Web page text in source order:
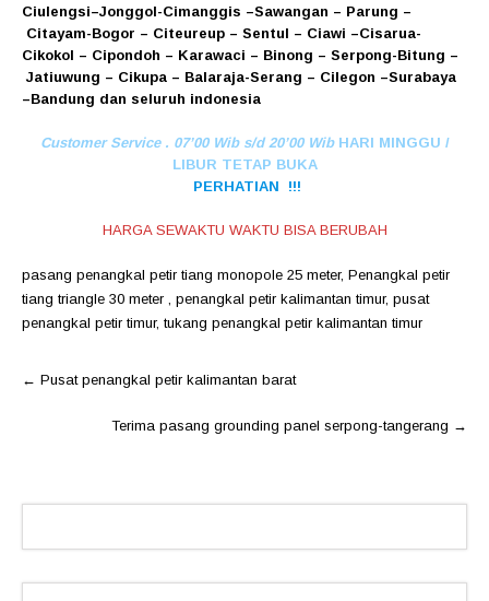
Ciulengsi–Jonggol-Cimanggis –Sawangan – Parung –
Citayam-Bogor – Citeureup – Sentul – Ciawi –Cisarua-
Cikokol – Cipondoh – Karawaci – Binong – Serpong-Bitung –
Jatiuwung – Cikupa – Balaraja-Serang – Cilegon –Surabaya
–Bandung dan seluruh indonesia
Customer Service . 07’00 Wib s/d 20’00 WibHARI MINGGU /
LIBUR TETAP BUKA
PERHATIAN !!!
HARGA SEWAKTU WAKTU BISA BERUBAH
pasang penangkal petir tiang monopole 25 meter, Penangkal petir
tiang triangle 30 meter , penangkal petir kalimantan timur, pusat
penangkal petir timur, tukang penangkal petir kalimantan timur
Post
← Pusat penangkal petir kalimantan barat
Terima pasang grounding panel serpong-tangerang →